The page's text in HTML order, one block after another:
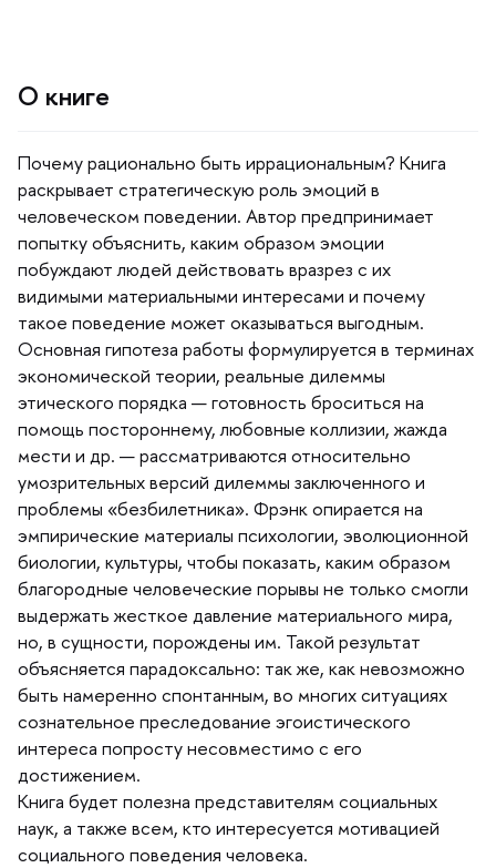
О книге
Почему рационально быть иррациональным? Книга
раскрывает стратегическую роль эмоций
человеческом поведении. Автор предпринимает
попытку объяснить, каким образом эмоции
побуждают людей действовать вразрез с их
идимыми материальными интересами и почему
такое поведение может оказываться выгодным.
Основная гипотеза работы формулируется в терминах
экономической теории, реальные дилеммы
этического порядка — готовность броситься на
помощь постороннему, любовные коллизии, жажда
мести и др. — рассматриваются относительно
умозрительных версий дилеммы заключенного и
проблемы «безбилетника». Фрэнк опирается на
эмпирические материалы психологии, эволюционной
иологии, культуры, чтобы показать, каким образом
лагородные человеческие порывы не только смогли
ыдержать жесткое давление материального мира,
но, в сущности, порождены им. Такой результат
объясняется парадоксально: так же, как невозможно
ыть намеренно спонтанным, во многих ситуациях
сознательное преследование эгоистического
интереса попросту несовместимо с его
достижением.
Книга будет полезна представителям социальных
наук, а также всем, кто интересуется мотивацией
социального поведения человека.